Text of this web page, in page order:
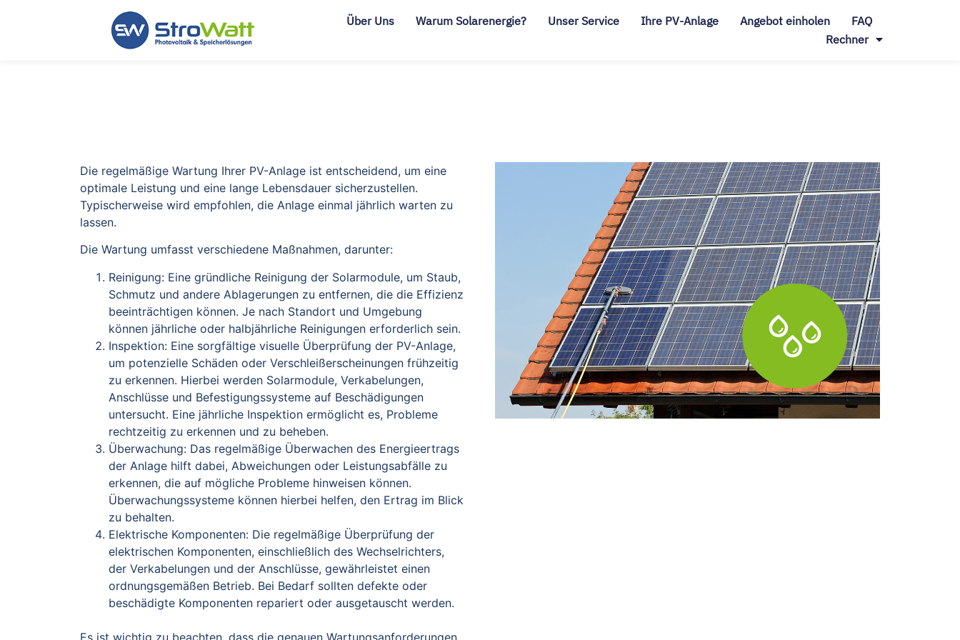
Über Uns Warum Solarenergie? Unser Service Ihre PV-Anlage Angeboteinholen
FAQ
Rechner
Die regelmäßige Wartung Ihrer PV-Anlage ist entscheidend, um eine
optimale Leistung und eine lange Lebensdauer sicherzustellen.
Typischerweise wird empfohlen, die Anlage einmal jährlich warten zu
lassen.
Die Wartung umfasst verschiedene Maßnahmen, darunter:
Reinigung: Eine gründliche Reinigung der Solarmodule, um Staub,
Schmutz und andere Ablagerungen zu entfernen, die die Effizienz
beeinträchtigen können. Je nach Standort und Umgebung
können jährliche oder halbjährliche Reinigungen erforderlich sein.
Inspektion: Eine sorgfältige visuelle Überprüfung der PV-Anlage,
um potenzielle Schäden oder Verschleißerscheinungen frühzeitig
zu erkennen. Hierbei werden Solarmodule, Verkabelungen,
Anschlüsse und Befestigungssysteme auf Beschädigungen
untersucht. Eine jährliche Inspektion ermöglicht es, Probleme
rechtzeitig zu erkennen und zu beheben.
Überwachung: Das regelmäßige Überwachen des Energieertrags
der Anlage hilft dabei, Abweichungen oder Leistungsabfälle zu
erkennen, die auf mögliche Probleme hinweisen können.
Überwachungssysteme können hierbei helfen, den Ertrag im Blick
zu behalten.
Elektrische Komponenten: Die regelmäßige Überprüfung der
elektrischen Komponenten, einschließlich des Wechselrichters,
der Verkabelungen und der Anschlüsse, gewährleistet einen
ordnungsgemäßen Betrieb. Bei Bedarf sollten defekte oder
beschädigte Komponenten repariert oder ausgetauscht werden.
Es ist wichtig zu beachten, dass die genauen Wartungsanforderungen